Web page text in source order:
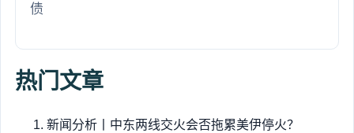
债
热门文章
新闻分析丨中东两线交火会否拖累美伊停火？